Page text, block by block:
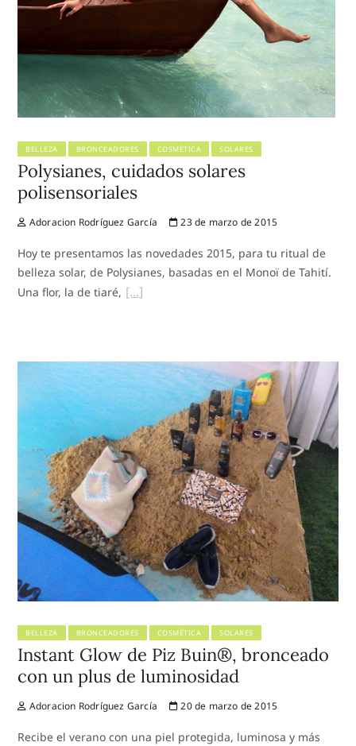
BELLEZA BRONCEADORES COSMÉTICA SOLARES
Polysianes, cuidados solares
polisensoriales
Adoracion Rodríguez García 23 de marzo de 2015
Hoy te presentamos las novedades 2015, para tu ritual de
belleza solar, de Polysianes, basadas en el Monoï de Tahití.
Una flor, la de tiaré,
BELLEZA BRONCEADORES COSMÉTICA SOLARES
Instant Glow de Piz Buin®, bronceado
con un plus de luminosidad
Adoracion Rodríguez García 20 de marzo de 2015
Recibe el verano con una piel protegida, luminosa y más